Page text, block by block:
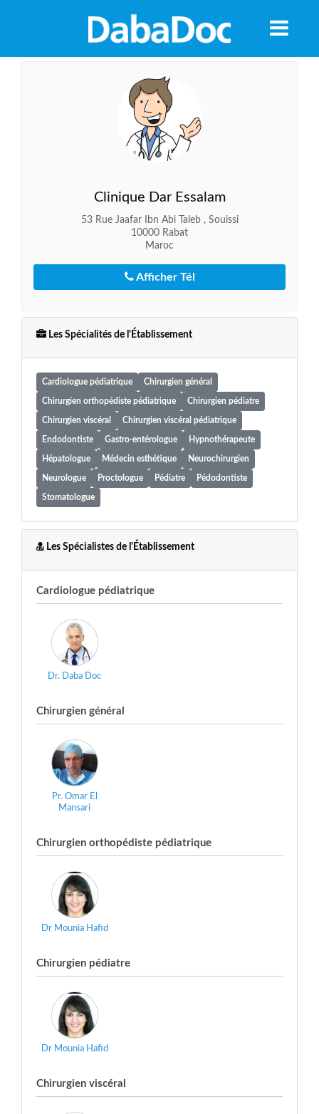
Clinique Dar Essalam
53 Rue Jaafar Ibn Abi Taleb , Souissi
10000 Rabat
Maroc
Afficher Tél
Les Spécialités de l'Établissement
Cardiologue pédiatrique Chirurgien général
Chirurgien orthopédiste pédiatrique Chirurgien pédiatre
Chirurgien viscéral Chirurgien viscéral pédiatrique
Endodontiste Gastro-entérologue Hypnothérapeute
Hépatologue Médecin esthétique Neurochirurgien
Neurologue Proctologue Pédiatre Pédodontiste
Stomatologue
Les Spécialistes de l'Établissement
Cardiologue pédiatrique
Dr. Daba Doc
Chirurgien général
Pr. Omar El
Mansari
Chirurgien orthopédiste pédiatrique
Dr Mounia Hafid
Chirurgien pédiatre
Dr Mounia Hafid
Chirurgien viscéral